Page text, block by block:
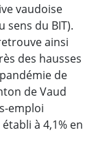
vaudoise
sens du BIT).
ainsi
des hausses
de
de Vaud
emploi
à 4,1% en